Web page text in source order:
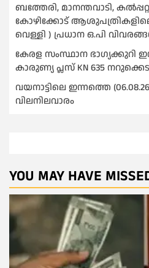
ബത്തേരി, മാനന്തവാടി,
കോഴിക്കോട് ആശുപത്രികളിലെ
വെള്ളി ) പ്രധാന ഒ.പി
കേരള സംസ്ഥാന ഭാഗ്യക്കുറി
കാരുണ്യ പ്ലസ് KN 635
വയനാട്ടിലെ ഇന്നത്തെ
വിലനിലവാരം
YOU MAY HAVE